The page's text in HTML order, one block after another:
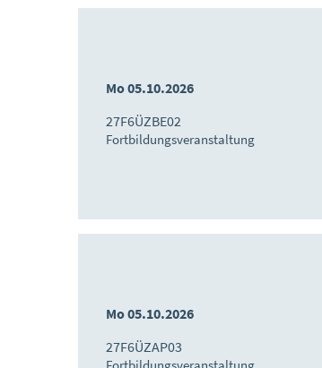
Mo 05.10.2026
27F6ÜZBE02
Fortbildungsveranstaltung
Mo 05.10.2026
27F6ÜZAP03